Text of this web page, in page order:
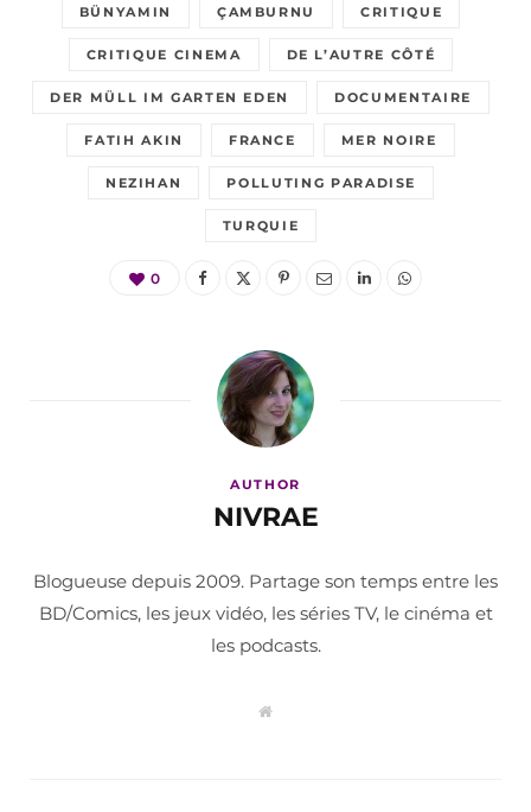
BÜNYAMIN ÇAMBURNU CRITIQUE
CRITIQUE CINEMA DE L’AUTRE CÔTÉ
DER MÜLL IM GARTEN EDEN DOCUMENTAIRE
FATIH AKIN FRANCE MER NOIRE
NEZIHAN POLLUTING PARADISE
TURQUIE
0
AUTHOR
NIVRAE
Blogueuse depuis 2009. Partage son temps entre les
BD/Comics, les jeux vidéo, les séries TV, le cinéma et
les podcasts.
W